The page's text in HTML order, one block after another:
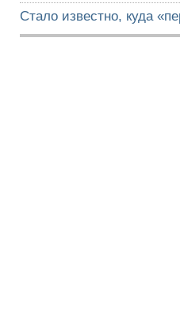
Стало известно, куда